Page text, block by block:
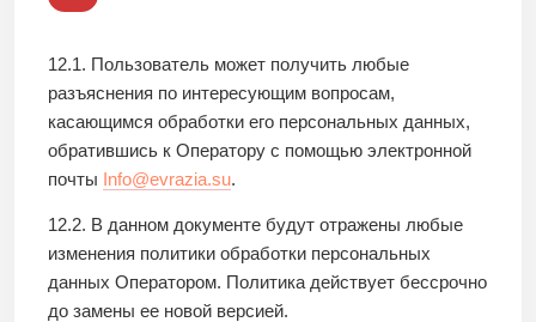
12.1. Пользователь может получить любые
разъяснения по интересующим вопросам,
касающимся обработки его персональных данных,
обратившись к Оператору с помощью электронной
почты Info@evrazia.su.
12.2. В данном документе будут отражены любые
изменения политики обработки персональных
данных Оператором. Политика действует бессрочно
до замены ее новой версией.